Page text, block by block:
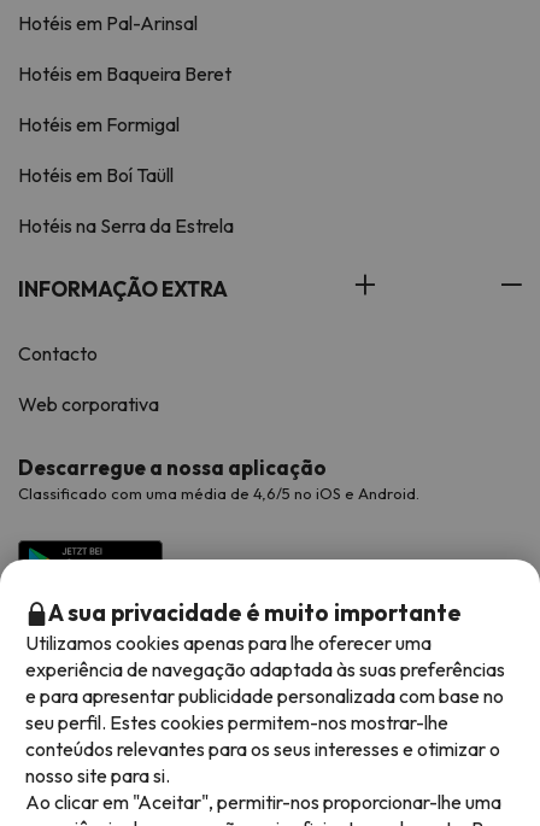
Hotéis em Pal-Arinsal
Hotéis em Baqueira Beret
Hotéis em Formigal
Hotéis em Boí Taüll
Hotéis na Serra da Estrela
INFORMAÇÃO EXTRA
Contacto
Web corporativa
Descarregue a nossa aplicação
Classificado com uma média de 4,6/5 no iOS e Android.
Métodos de pagamento disponíveis
A sua privacidade é muito importante
Utilizamos cookies apenas para lhe oferecer uma
experiência de navegação adaptada às suas preferências
e para apresentar publicidade personalizada com base no
seu perfil. Estes cookies permitem-nos mostrar-lhe
conteúdos relevantes para os seus interesses e otimizar o
nosso site para si.
Ao clicar em "Aceitar", permitir-nos proporcionar-lhe uma